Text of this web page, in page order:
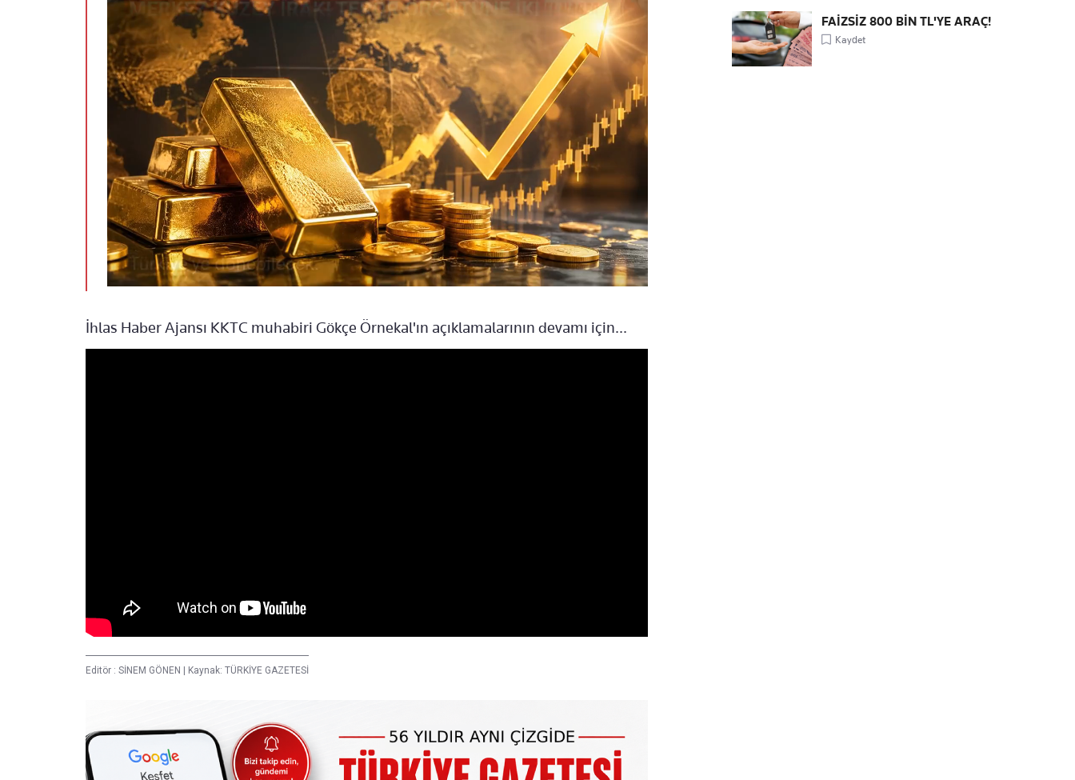
İhlas Haber Ajansı KKTC muhabiri Gökçe Örnekal'ın açıklamalarının devamı için...
Editör : SİNEM GÖNEN | Kaynak: TÜRKİYE GAZETESİ
FAİZSİZ 800 BİN TL'YE ARAÇ!
Kaydet